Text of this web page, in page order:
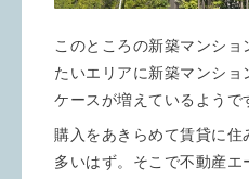
このところの新築マンシ
たいエリアに新築マンショ
ケースが増えているようで
購入をあきらめて賃貸に住
多いはず。そこで不動産